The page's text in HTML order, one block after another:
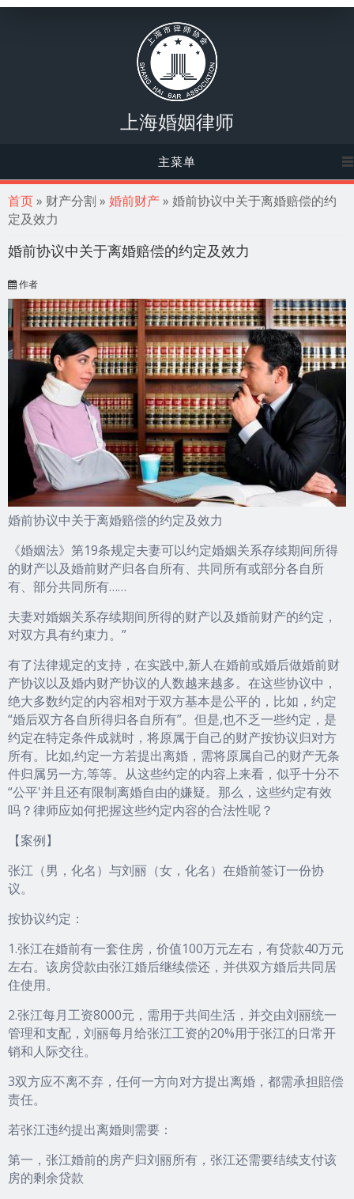
上海婚姻律师
主菜单
你在这里
首页» 财产分割 » 婚前财产» 婚前协议中关于离婚赔偿的约
定及效力
婚前协议中关于离婚赔偿的约定及效力
作者
婚前协议中关于离婚赔偿的约定及效力
《婚姻法》第19条规定夫妻可以约定婚姻关系存续期间所得
的财产以及婚前财产归各自所有、共同所有或部分各自所
有、部分共同所有……
夫妻对婚姻关系存续期间所得的财产以及婚前财产的约定，
对双方具有约束力。”
有了法律规定的支持，在实践中,新人在婚前或婚后做婚前财
产协议以及婚内财产协议的人数越来越多。在这些协议中，
绝大多数约定的内容相对于双方基本是公平的，比如，约定
“婚后双方各自所得归各自所有”。但是,也不乏一些约定，是
约定在特定条件成就时，将原属于自己的财产按协议归对方
所有。比如,约定一方若提出离婚，需将原属自己的财产无条
件归属另一方,等等。从这些约定的内容上来看，似乎十分不
“公平'并且还有限制离婚自由的嫌疑。那么，这些约定有效
吗？律师应如何把握这些约定内容的合法性呢？
【案例】
张江（男，化名）与刘丽（女，化名）在婚前签订一份协
议。
按协议约定：
1.张江在婚前有一套住房，价值100万元左右，有贷款40万元
左右。该房贷款由张江婚后继续偿还，并供双方婚后共同居
住使用。
2.张江每月工资8000元，需用于共间生活，并交由刘丽统一
管理和支配，刘丽每月给张江工资的20%用于张江的日常开
销和人际交往。
3双方应不离不弃，任何一方向对方提出离婚，都需承担賠偿
责任。
若张江违约提出离婚则需要：
第一，张江婚前的房产归刘丽所有，张江还需要结续支付该
房的剩余贷款